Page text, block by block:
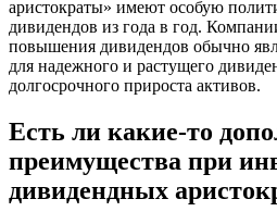
аристократы» имеют особую
дивидендов из года в год.
повышения дивидендов обычно
для надежного и растущего
долгосрочного прироста активов.
Есть ли какие-то
преимущества при
дивидендных